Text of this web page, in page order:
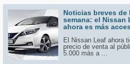
Noticias breves de
semana: el Nissan
ahora es más
El Nissan Leaf ahora
precio de venta al
5.000 más a ...